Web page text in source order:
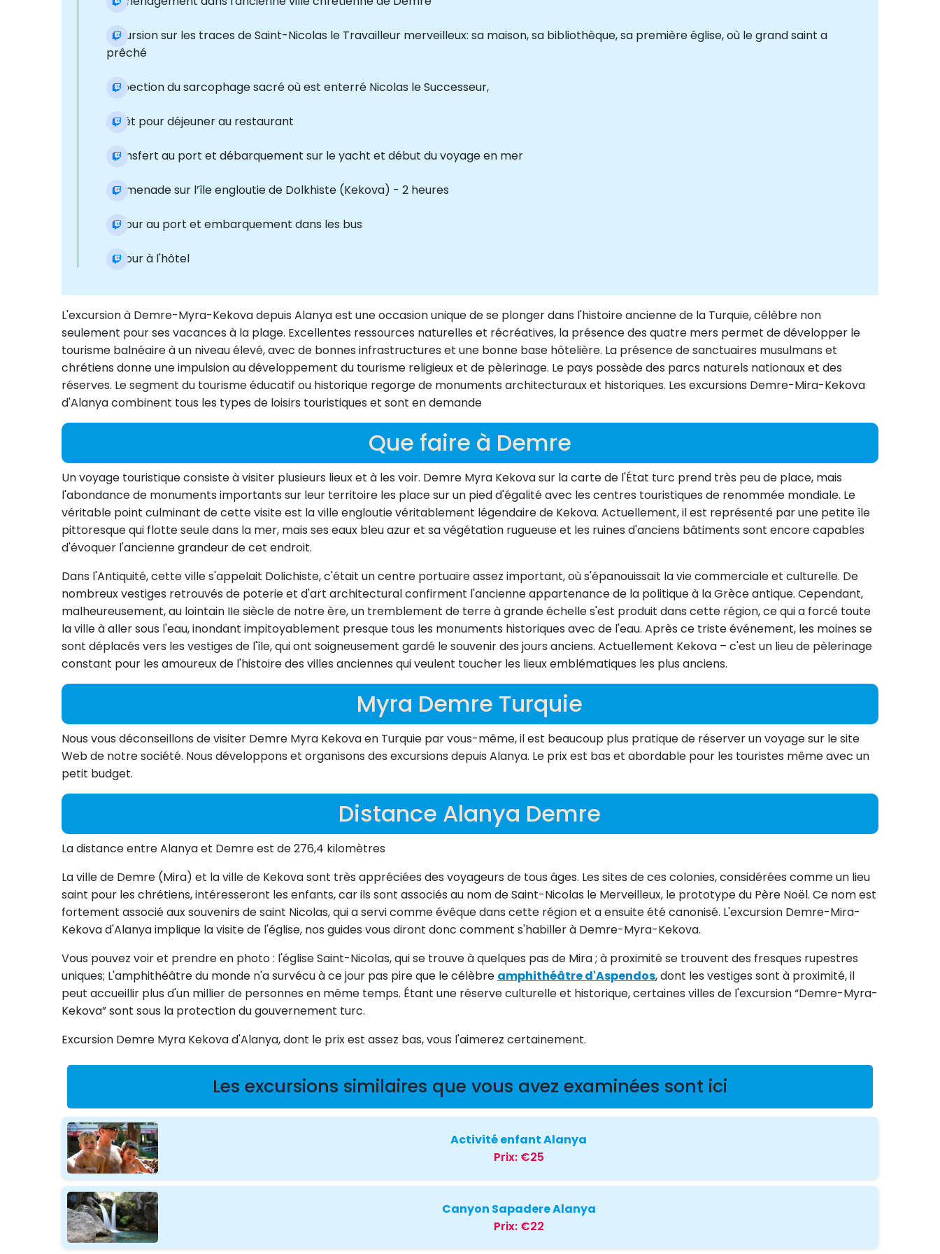
Excursion sur les traces de Saint-Nicolas le Travailleur merveilleux: sa maison, sa bibliothèque, sa première église, où le grand saint a
prêché
Inspection du sarcophage sacré où est enterré Nicolas le Successeur,
Arrêt pour déjeuner au restaurant
Transfert au port et débarquement sur le yacht et début du voyage en mer
Promenade sur l’île engloutie de Dolkhiste (Kekova) - 2 heures
Retour au port et embarquement dans les bus
Retour à l'hôtel
L'excursion à Demre-Myra-Kekova depuis Alanya est une occasion unique de se plonger dans l'histoire ancienne de la Turquie, célèbre non
seulement pour ses vacances à la plage. Excellentes ressources naturelles et récréatives, la présence des quatre mers permet de développer le
tourisme balnéaire à un niveau élevé, avec de bonnes infrastructures et une bonne base hôtelière. La présence de sanctuaires musulmans et
chrétiens donne une impulsion au développement du tourisme religieux et de pèlerinage. Le pays possède des parcs naturels nationaux et des
réserves. Le segment du tourisme éducatif ou historique regorge de monuments architecturaux et historiques. Les excursions Demre-Mira-Kekova
d'Alanya combinent tous les types de loisirs touristiques et sont en demande
Que faire à Demre
Un voyage touristique consiste à visiter plusieurs lieux et à les voir. Demre Myra Kekova sur la carte de l'État turc prend très peu de place, mais
l'abondance de monuments importants sur leur territoire les place sur un pied d'égalité avec les centres touristiques de renommée mondiale. Le
véritable point culminant de cette visite est la ville engloutie véritablement légendaire de Kekova. Actuellement, il est représenté par une petite île
pittoresque qui flotte seule dans la mer, mais ses eaux bleu azur et sa végétation rugueuse et les ruines d'anciens bâtiments sont encore capables
d'évoquer l'ancienne grandeur de cet endroit.
Dans l'Antiquité, cette ville s'appelait Dolichiste, c'était un centre portuaire assez important, où s'épanouissait la vie commerciale et culturelle. De
nombreux vestiges retrouvés de poterie et d'art architectural confirment l'ancienne appartenance de la politique à la Grèce antique. Cependant,
malheureusement, au lointain IIe siècle de notre ère, un tremblement de terre à grande échelle s'est produit dans cette région, ce qui a forcé toute
la ville à aller sous l'eau, inondant impitoyablement presque tous les monuments historiques avec de l'eau. Après ce triste événement, les moines se
sont déplacés vers les vestiges de l'île, qui ont soigneusement gardé le souvenir des jours anciens. Actuellement Kekova – c'est un lieu de pèlerinage
constant pour les amoureux de l'histoire des villes anciennes qui veulent toucher les lieux emblématiques les plus anciens.
Myra Demre Turquie
Nous vous déconseillons de visiter Demre Myra Kekova en Turquie par vous-même, il est beaucoup plus pratique de réserver un voyage sur le site
Web de notre société. Nous développons et organisons des excursions depuis Alanya. Le prix est bas et abordable pour les touristes même avec un
petit budget.
Distance Alanya Demre
La distance entre Alanya et Demre est de 276,4 kilomètres
La ville de Demre (Mira) et la ville de Kekova sont très appréciées des voyageurs de tous âges. Les sites de ces colonies, considérées comme un lieu
saint pour les chrétiens, intéresseront les enfants, car ils sont associés au nom de Saint-Nicolas le Merveilleux, le prototype du Père Noël. Ce nom est
fortement associé aux souvenirs de saint Nicolas, qui a servi comme évêque dans cette région et a ensuite été canonisé. L'excursion Demre-Mira-
Kekova d'Alanya implique la visite de l'église, nos guides vous diront donc comment s'habiller à Demre-Myra-Kekova.
Vous pouvez voir et prendre en photo : l'église Saint-Nicolas, qui se trouve à quelques pas de Mira ; à proximité se trouvent des fresques rupestres
uniques; L'amphithéâtre du monde n'a survécu à ce jour pas pire que le célèbre amphithéâtre d'Aspendos, dont les vestiges sont à proximité, il
peut accueillir plus d'un millier de personnes en même temps. Étant une réserve culturelle et historique, certaines villes de l'excursion “Demre-Myra-
Kekova” sont sous la protection du gouvernement turc.
Excursion Demre Myra Kekova d'Alanya, dont le prix est assez bas, vous l'aimerez certainement.
Les excursions similaires que vous avez examinées sont ici
Activité enfant Alanya
Prix: €25
Canyon Sapadere Alanya
Prix: €22